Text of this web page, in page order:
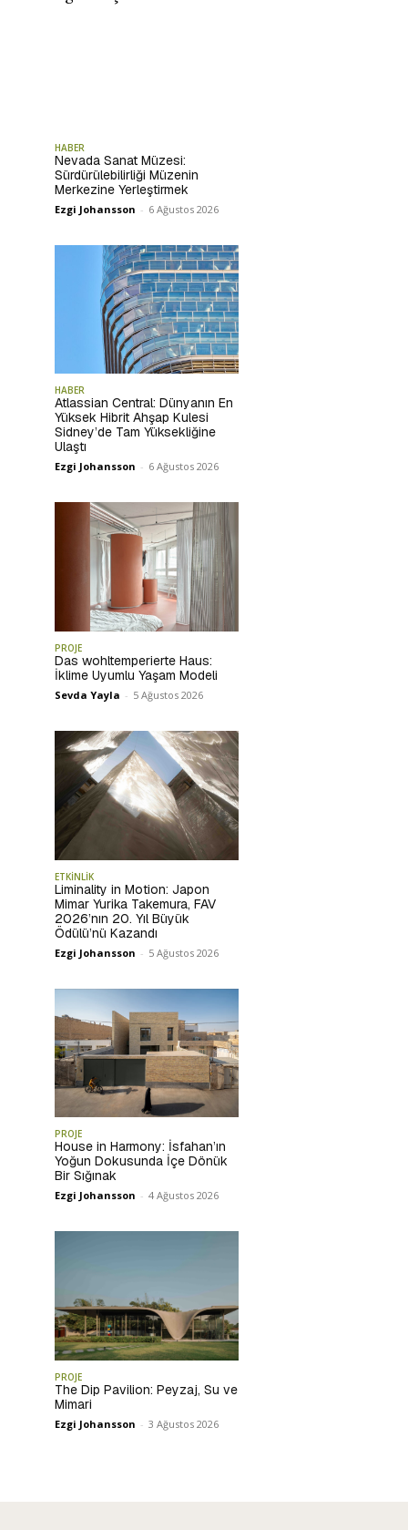
HABER
Nevada Sanat Müzesi:
Sürdürülebilirliği Müzenin
Merkezine Yerleştirmek
Ezgi Johansson - 6 Ağustos 2026
HABER
Atlassian Central: Dünyanın En
Yüksek Hibrit Ahşap Kulesi
Sidney’de Tam Yüksekliğine
Ulaştı
Ezgi Johansson - 6 Ağustos 2026
PROJE
Das wohltemperierte Haus:
İklime Uyumlu Yaşam Modeli
Sevda Yayla - 5 Ağustos 2026
ETKİNLİK
Liminality in Motion: Japon
Mimar Yurika Takemura, FAV
2026’nın 20. Yıl Büyük
Ödülü’nü Kazandı
Ezgi Johansson - 5 Ağustos 2026
PROJE
House in Harmony: İsfahan’ın
Yoğun Dokusunda İçe Dönük
Bir Sığınak
Ezgi Johansson - 4 Ağustos 2026
PROJE
The Dip Pavilion: Peyzaj, Su ve
Mimari
Ezgi Johansson - 3 Ağustos 2026